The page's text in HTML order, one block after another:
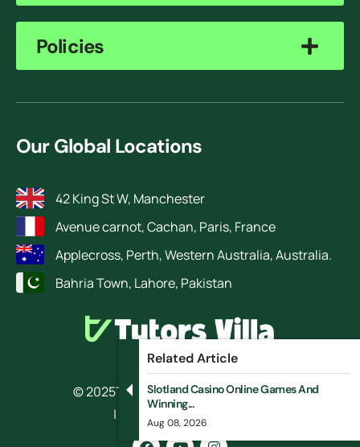
Related Article
Slotland Casino Online Games And
Winning...
Aug 08, 2026
Policies
© 2025TutorsVilla.All rights reserved
| Design by RokketBase
Our Global Locations
42 King St W, Manchester
Avenue carnot, Cachan, Paris, France
Applecross, Perth, Western Australia, Australia.
Bahria Town, Lahore, Pakistan